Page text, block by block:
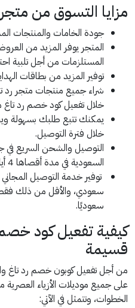
مزايا التسوق من
جودة الخامات والمنتجات
المتجر يوفر المزيد من
المستلزمات من أجل تلبية
توفير المزيد من بطاقات
شراء جميع منتجات متجر
خلال تفعيل كود خصم رد
يمكنك تتبع طلبك بسهولة
خلال فترة التوصيل.
التوصيل والشحن السريع في
السعودية في مدة أقصاها 4 أيام.
سعوديًا.
كيفية تفعيل كود
قسيمة
على جميع موديلات الأزياء
الخطوات، وتتمثل في الآتي: